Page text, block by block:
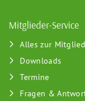
Mitglieder-Service
Alles zur
Downloads
Termine
Fragen &